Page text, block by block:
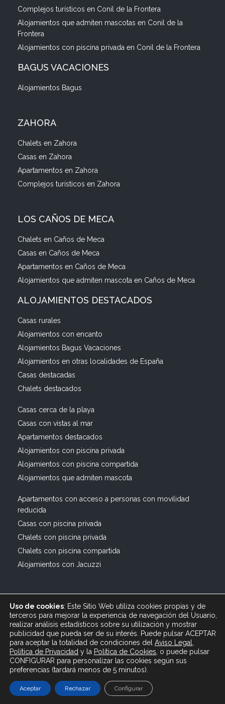
Complejos turísticos en Conil de la Frontera
Alojamientos que admiten mascotas en Conil de la
Frontera
Alojamientos con piscina privada en Conil de la Frontera
BAGUS VACACIONES
Alojamientos Bagus
ZAHORA
Chalets en Zahora
Casas en Zahora
Apartamentos en Zahora
Complejos turísticos en Zahora
LOS CAÑOS DE MECA
Chalets en Caños de Meca
Casas en Caños de Meca
Apartamentos en Caños de Meca
Alojamientos que admiten mascota en Caños de Meca
ALOJAMIENTOS DESTACADOS
Casas rurales
Alojamientos con encanto
Alojamientos Bagus Vacaciones
Alojamientos en otras localidades de España
Casas destacadas
Chalets destacados
Casas cerca de la playa
Casas con vistas al mar
Apartamentos destacados
Alojamientos con piscina privada
Alojamientos con piscina compartida
Alojamientos que admiten mascota
Apartamentos con acceso a personas con movilidad
reducida
Casas con piscina privada
Chalets con piscina privada
Chalets con piscina compartida
Alojamientos con Jacuzzi
© 2019 All rights reserved Bagus Vacaciones :: Alquiler
Turístico Vacacional en España, Andalucía, Cádiz ·
info@bagusvacaciones.es · Tel.: 610 89 35 05 · Diseño
Web XSEO http://xseo.es
Uso de cookies: Este Sitio Web utiliza cookies propias y de
terceros para mejorar la experiencia de navegación del Usuario,
realizar análisis estadísticos sobre su utilización y mostrar
publicidad que pueda ser de su interés. Puede pulsar ACEPTAR
para aceptar la totalidad de condiciones del Aviso Legal
Política de Privacidad y la Política de Cookies , o puede pulsar
CONFIGURAR para personalizar las cookies según sus
preferencias (tardará menos de 5 minutos).
Aceptar Rechazar Configurar